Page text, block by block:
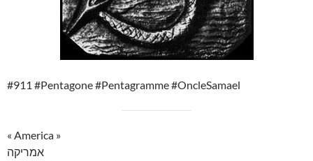
#911 #Pentagone #Pentagramme #OncleSamael
« America »
אמריקה